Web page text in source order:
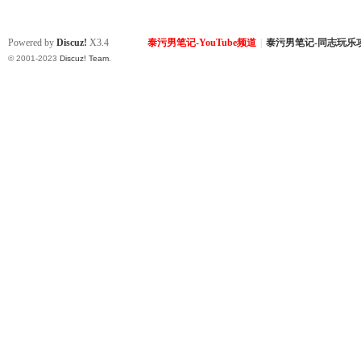
泰污男笔记-YouTube频道 泰污男笔记-同志玩乐
Powered by Discuz! X3.4
© 2001-2023 Discuz! Team.